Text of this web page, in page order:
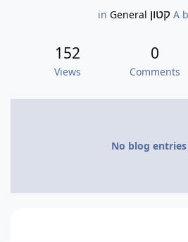
A קטון General
0
Comments
152
Views
No blog